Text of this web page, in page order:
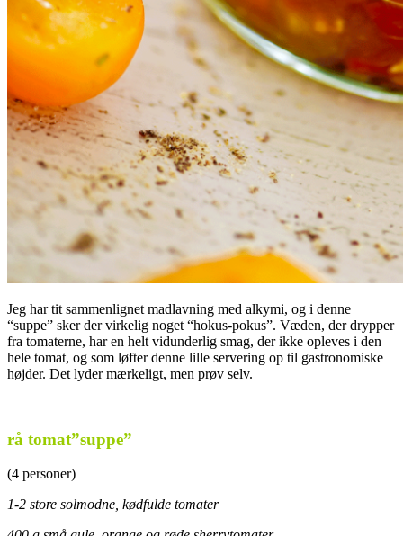
Jeg har tit sammenlignet madlavning med alkymi, og i denne
“suppe” sker der virkelig noget “hokus-pokus”. Væden, der drypper
fra tomaterne, har en helt vidunderlig smag, der ikke opleves i den
hele tomat, og som løfter denne lille servering op til gastronomiske
højder. Det lyder mærkeligt, men prøv selv.
rå tomat”suppe”
(4 personer)
1-2 store solmodne, kødfulde tomater